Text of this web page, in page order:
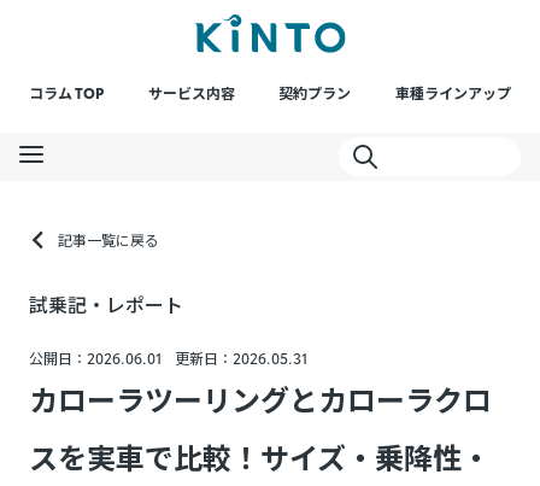
コラム TOP サービス内容 契約プラン 車種ラインアップ
記事一覧に戻る
試乗記・レポート
公開日：2026.06.01 更新日：2026.05.31
カローラツーリングとカローラクロ
スを実車で比較！サイズ・乗降性・